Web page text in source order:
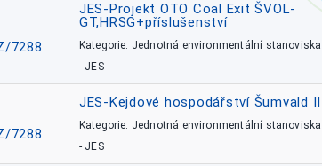
7288
JES-Projekt OTO Coal Exit ŠVOL-
GT,HRSG+příslušenství
Kategorie: Jednotná environmentální stanoviska
- JES
7288
JES-Kejdové hospodářství Šumvald II
Kategorie: Jednotná environmentální stanoviska
- JES